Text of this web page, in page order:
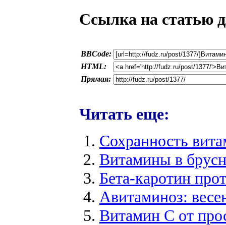
Ссылка на статью
BBCode:
HTML:
Прямая:
Читать еще:
Сохранность
Витамины в
Бета-каротин
Авитаминоз:
Витамин C от